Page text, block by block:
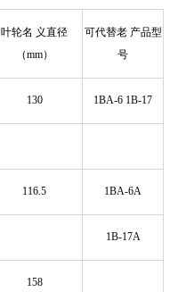
叶轮名 义直径
（mm）
可代替老 产品型
号
130 1BA-6 1B-17
116.5 1BA-6A
1B-17A
158